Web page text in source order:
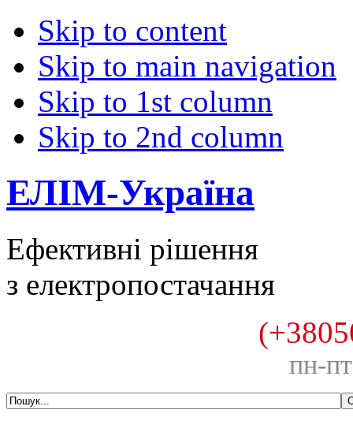
Skip to content
Skip to main navigation
Skip to 1st column
Skip to 2nd column
ЕЛІМ-Україна
Ефективні рішення
з електропостачання
пн-